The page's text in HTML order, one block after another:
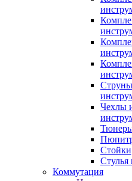
Чехлы
Стулья
Коммутация